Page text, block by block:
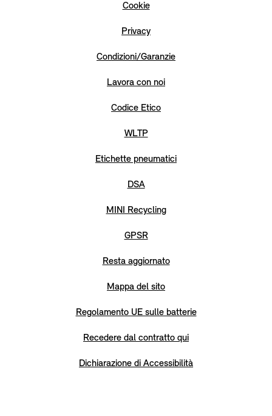
Cookie
Privacy
Condizioni/Garanzie
Lavora con noi
Codice Etico
WLTP
Etichette pneumatici
DSA
MINI Recycling
GPSR
Resta aggiornato
Mappa del sito
Regolamento UE sulle batterie
Recedere dal contratto qui
Dichiarazione di Accessibilità